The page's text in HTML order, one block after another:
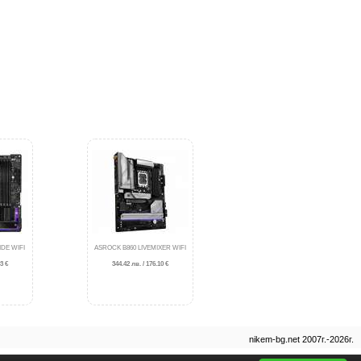
WIFI
€
ASROCK B860 LIVEMIXER WIFI
344.42 лв. / 176.10 €
nikem-bg.net 2007г.-2026г.